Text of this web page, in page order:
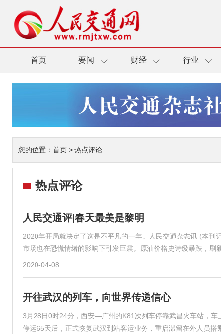
首页 要闻 财经 行业
您的位置： 首页 > 热点评论
热点评论
人民交通评|春天最美是黎明
2020年开局就决定了这是不平凡的一年。人民交通杂志讯 (本
市场也在恐慌情绪的影响下引发巨震。原油价格史诗级暴跌，刷
2020-04-08
开往武汉的列车，向世界传递信心
3月28日0时24分，西安—广州的K81次列车停靠武昌火车站，
停运65天后，正式恢复武汉到站客运业务，重启滞留在外人员搭